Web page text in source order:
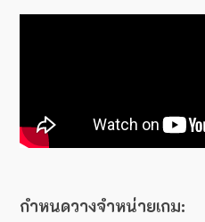
กำหนดวางจำหน่ายเกม: